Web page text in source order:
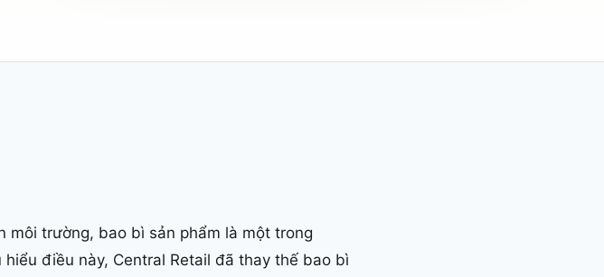
môi trường, bao bì sản phẩm là một trong
điều này, Central Retail đã thay thế bao bì